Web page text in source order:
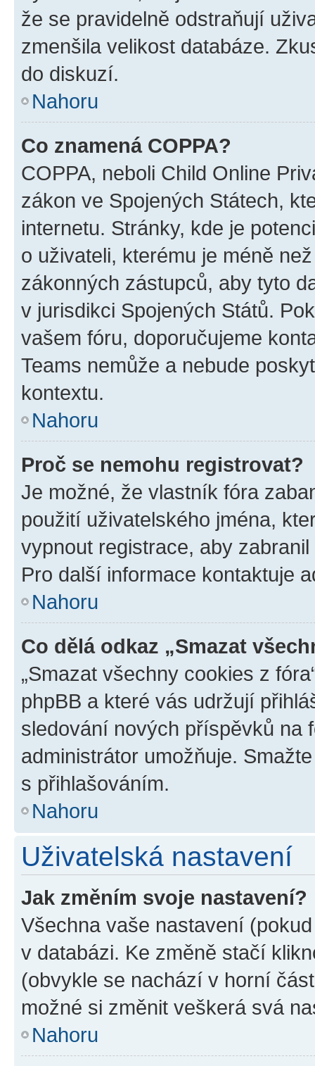
že se pravidelně odstraňují
zmenšila velikost databáze.
do diskuzí.
Nahoru
Co znamená COPPA?
COPPA, neboli Child Online
zákon ve Spojených Státech,
internetu. Stránky, kde je
o uživateli, kterému je méně
zákonných zástupců, aby tyto
v jurisdikci Spojených Států.
vašem fóru, doporučujeme
Teams nemůže a nebude
kontextu.
Nahoru
Proč se nemohu registrovat?
Je možné, že vlastník fóra
použití uživatelského jména,
vypnout registrace, aby
Pro další informace kontaktuje
Nahoru
Co dělá odkaz „Smazat
„Smazat všechny cookies z
phpBB a které vás udržují
sledování nových příspěvků na
administrátor umožňuje.
s přihlašováním.
Nahoru
Uživatelská nastavení
Jak změním svoje nastavení?
Všechna vaše nastavení
v databázi. Ke změně stačí
(obvykle se nachází v horní
možné si změnit veškerá svá
Nahoru